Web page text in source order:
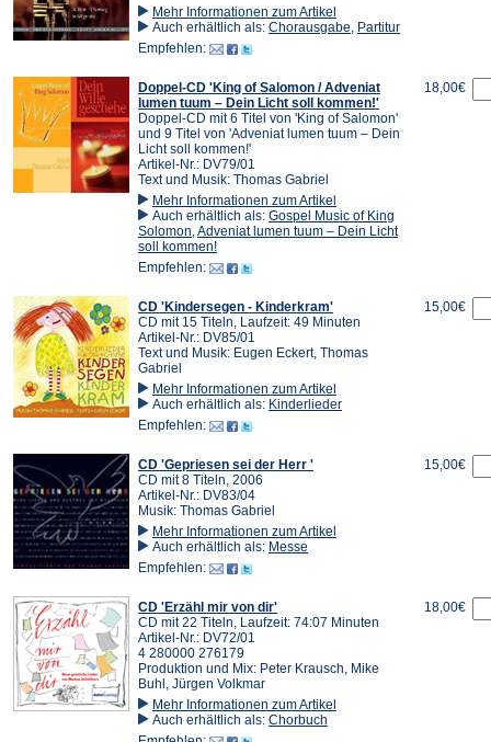
Mehr Informationen zum Artikel
Auch erhältlich als: Chorausgabe Partitur
Empfehlen:
Doppel-CD 'King of Salomon / Adveniat
lumen tuum – Dein Licht soll kommen!'
Doppel-CD mit 6 Titel von 'King of Salomon'
und 9 Titel von 'Adveniat lumen tuum – Dein
Licht soll kommen!'
Artikel-Nr.: DV79/01
Text und Musik: Thomas Gabriel
Mehr Informationen zum Artikel
Auch erhältlich als: Gospel Music of King
Solomon Adveniat lumen tuum – Dein Licht
soll kommen!
Empfehlen:
18,00€
CD 'Kindersegen - Kinderkram'
CD mit 15 Titeln, Laufzeit: 49 Minuten
Artikel-Nr.: DV85/01
Text und Musik: Eugen Eckert, Thomas
Gabriel
Mehr Informationen zum Artikel
Auch erhältlich als: Kinderlieder
Empfehlen:
15,00€
CD 'Gepriesen sei der Herr '
CD mit 8 Titeln, 2006
Artikel-Nr.: DV83/04
Musik: Thomas Gabriel
Mehr Informationen zum Artikel
Auch erhältlich als: Messe
Empfehlen:
15,00€
CD 'Erzähl mir von dir'
CD mit 22 Titeln, Laufzeit: 74:07 Minuten
Artikel-Nr.: DV72/01
4 280000 276179
Produktion und Mix: Peter Krausch, Mike
Buhl, Jürgen Volkmar
Mehr Informationen zum Artikel
Auch erhältlich als: Chorbuch
18,00€